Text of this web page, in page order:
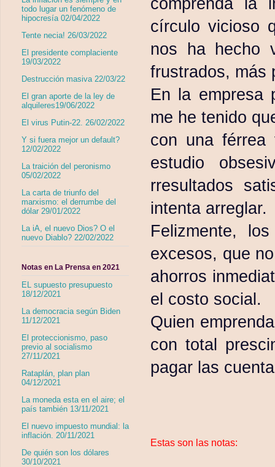
círculo vicioso
nos ha hecho
frustrados, más
En la empresa
me he tenido
con una férrea
estudio
rresultados
intenta arreglar.
Felizmente,
excesos, que
ahorros
el costo social.
Quien
con total
pagar las
Estas son las notas:
todo lugar un fenómeno de
hipocresía 02/04/2022
Tente necia! 26/03/2022
El presidente complaciente
19/03/2022
Destrucción masiva 22/03/22
El gran aporte de la ley de
alquileres19/06/2022
El virus Putin-22. 26/02/2022
Y si fuera mejor un default?
12/02/2022
La traición del peronismo
05/02/2022
La carta de triunfo del
marxismo: el derrumbe del
dólar 29/01/2022
La iA, el nuevo Dios? O el
nuevo Diablo? 22/02/2022
Notas en La Prensa en 2021
EL supuesto presupuesto
18/12/2021
La democracia según Biden
11/12/2021
El proteccionismo, paso
previo al socialismo
27/11/2021
Rataplán, plan plan
04/12/2021
La moneda esta en el aire; el
país también 13/11/2021
El nuevo impuesto mundial: la
inflación. 20/11/2021
De quién son los dólares
30/10/2021